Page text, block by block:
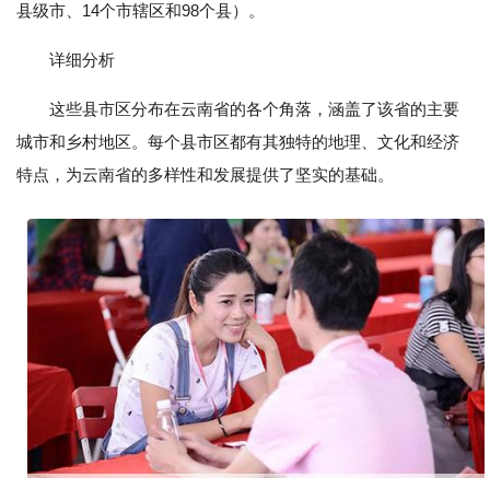
县级市、14个市辖区和98个县）。
详细分析
这些县市区分布在云南省的各个角落，涵盖了该省的主要
城市和乡村地区。每个县市区都有其独特的地理、文化和经济
特点，为云南省的多样性和发展提供了坚实的基础。